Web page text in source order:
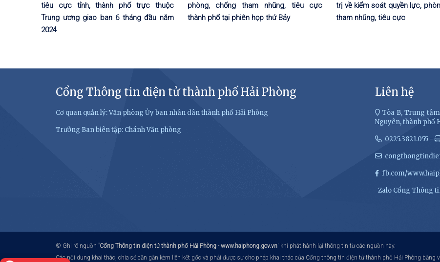
tiêu cực tỉnh, thành phố trực thuộc
Trung ương giao ban 6 tháng đầu năm
2024
phòng, chống tham nhũng, tiêu cực
thành phố tại phiên họp thứ Bảy
trị về kiểm soát quyền lực,
tham nhũng, tiêu cực
Cổng Thông tin điện tử thành phố Hải Phòng
Cơ quan quản lý: Văn phòng Ủy ban nhân dân thành phố Hải Phòng
Trưởng Ban biên tập: Chánh Văn phòng
Liên hệ
Tòa B, Trung
Nguyên, thành phố
0225.3821.055 -
fb.com/
Zalo Cổng Thông
© Ghi rõ nguồn 'Cổng Thông tin điện tử thành phố Hải Phòng - www.haiphong.gov.vn' khi phát hành lại thông tin từ các nguồn này.
Các nội dung khai thác, chia sẻ cần gắn kèm liên kết gốc và phải được sự cho phép khai thác của Cổng thông tin điện tử thành phố Hải Phòng bằng